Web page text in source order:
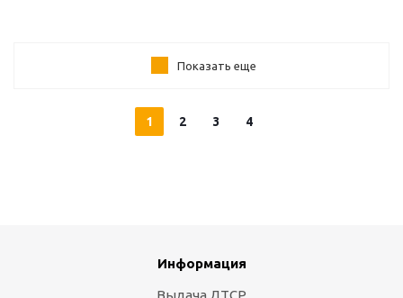
Показать еще
1 2 3 4
Информация
Выдача ДТСР